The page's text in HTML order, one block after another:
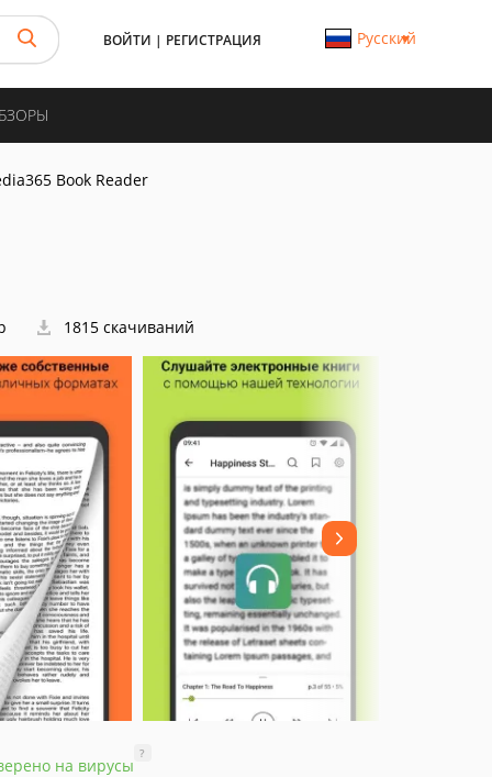
ВОЙТИ | РЕГИСТРАЦИЯ Русский
Book Reader
1815 скачиваний
на вирусы
?